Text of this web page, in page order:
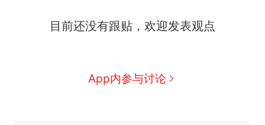
目前还没有跟贴，欢迎发表观点
App内参与讨论
争议，此前一天内数万人从摩
洛哥涌入西班牙
新 男子上山采菌偶然发现鸡枞
菌窝，原地守1天等它长大：挖